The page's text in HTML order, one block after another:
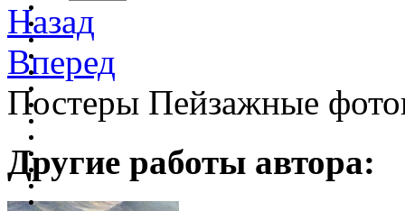
Назад
Вперед
Постеры Пейзажные
Другие работы автора: